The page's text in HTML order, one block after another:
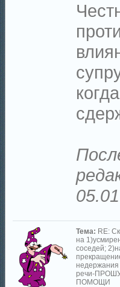
Тема: RE:
на
соседей;
недержания
речи-
ПОМОЩИ